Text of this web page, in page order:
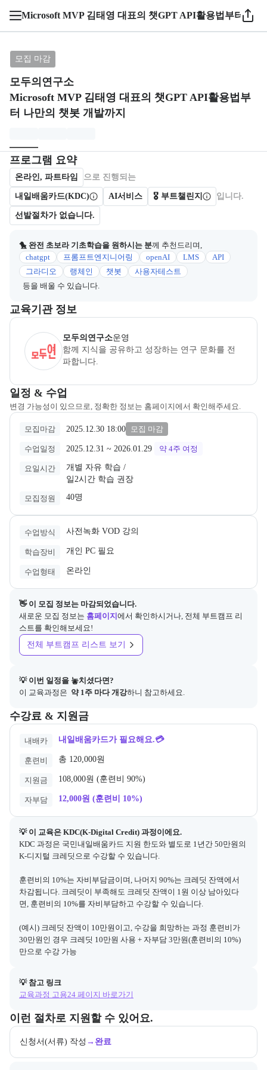
Microsoft MVP 김태영 대표의 챗GPT API활용법부터 나
모집 마감
모두의연구소
Microsoft MVP 김태영 대표의 챗GPT API활용법부
터 나만의 챗봇 개발까지
브랜드: 모두의연구소, 과정명: Microsoft MVP 김태
모집개요
프로그램 요약
캠프를 운영하거나 참여하는 회사 정보를 카드 형태로 제공한다.
온라인, 파트타임 으로 진행되는
내일배움카드(KDC) AI서비스 🎖️ 부트챌린지 입니다.
선발절차가 없습니다.
🐤 완전 초보라 기초학습을 원하시는 분께 추천드리며,
chatgpt
프롬프트엔지니어링 openAI LMS
API
그라디오
랭체인 챗봇
사용자테스트
등을 배울 수 있습니다.
이 섹션에서는 부트캠프를 운영하거나 주관하는 회사의 정보를 카드
교육기관 정보
모두의연구소은(는) 본 부트캠프의
모두의연구소운영
함께 지식을 공유하고 성장하는 연구 문화를 전
파합니다.
일정 & 수업
변경 가능성이 있으므로, 정확한 정보는 홈페이지에서 확인해주세요.
교육과정 일정과 모집 상태에 따른 안내를 제공한다.
모집마감 2025.12.30 18:00 모집 마감
수업일정 2025.12.31 ~ 2026.01.29 약 4주 여정
요일시간
개별 자유 학습 /
일2시간 학습 권장
모집정원 40명
수업방식 사전녹화 VOD 강의
학습장비 개인 PC 필요
수업형태 온라인
👋 이 모집 정보는 마감되었습니다.
새로운 모집 정보는 홈페이지 에서 확인하시거나, 전체 부트캠프 리
스트를 확인해보세요!
전체 부트캠프 리스트 보기
💡 이번 일정을 놓치셨다면?
이 교육과정은 약 1주 마다 개강하니 참고하세요.
수강료 & 지원금
교육과정의 비용 및 결제 관련 정보를 안내한다. 필요 시 정부지원 과
내배카 내일배움카드가 필요해요.💳
훈련비 총 120,000원
지원금 108,000원 (훈련비 90%)
자부담 12,000원 (훈련비 10%)
💡 이 교육은 KDC(K-Digital Credit) 과정이에요.
KDC 과정은 국민내일배움카드 지원 한도와 별도로 1년간 50만원의
K-디지털 크레딧으로 수강할 수 있습니다.
훈련비의 10%는 자비부담금이며, 나머지 90%는 크레딧 잔액에서
차감됩니다. 크레딧이 부족해도 크레딧 잔액이 1원 이상 남아있다
면, 훈련비의 10%를 자비부담하고 수강할 수 있습니다.
(예시) 크레딧 잔액이 10만원이고, 수강을 희망하는 과정 훈련비가
30만원인 경우 크레딧 10만원 사용 + 자부담 3만원(훈련비의 10%)
만으로 수강 가능
💡 참고 링크
교육과정 고용24 페이지 바로가기
이런 절차로 지원할 수 있어요.
교육과정 지원 절차와 참여 조건, 상세 참고사항을 안내한다.
신청서(서류) 작성 → 완료